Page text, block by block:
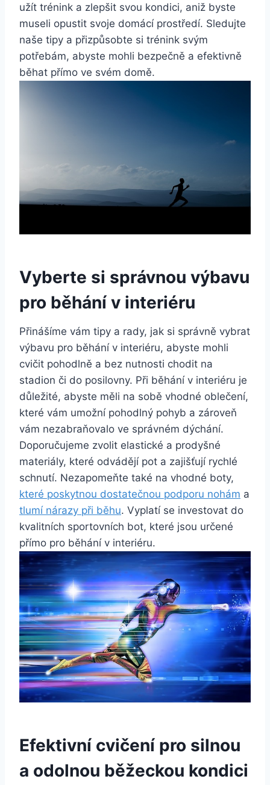
užít trénink a zlepšit svou kondici, aniž byste
museli opustit svoje domácí prostředí. Sledujte
naše tipy a přizpůsobte si trénink svým
potřebám, abyste mohli bezpečně a efektivně
běhat přímo ve svém domě.
Vyberte si správnou výbavu
pro běhání v interiéru
Přinášíme vám tipy a rady, jak si správně vybrat
výbavu pro běhání v interiéru, abyste mohli
cvičit pohodlně a bez nutnosti chodit na
stadion či do posilovny. Při běhání v interiéru je
důležité, abyste měli na sobě vhodné oblečení,
které vám umožní pohodlný pohyb a zároveň
vám nezabraňovalo ve správném dýchání.
Doporučujeme zvolit elastické a prodyšné
materiály, které odvádějí pot a zajišťují rychlé
schnutí. Nezapomeňte také na vhodné boty,
které poskytnou dostatečnou podporu nohám a
tlumí nárazy při běhu. Vyplatí se investovat do
kvalitních sportovních bot, které jsou určené
přímo pro běhání v interiéru.
Efektivní cvičení pro silnou
a odolnou běžeckou kondici